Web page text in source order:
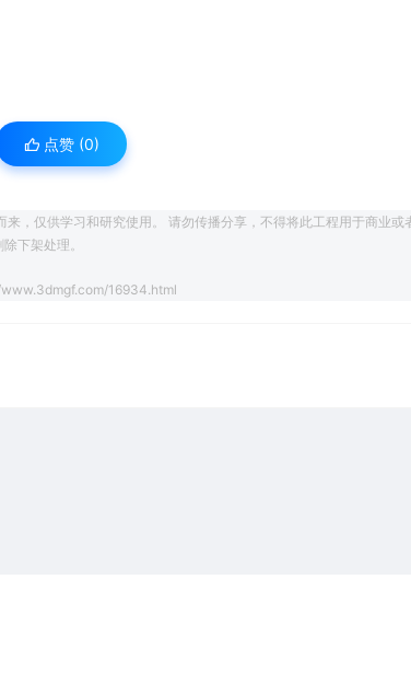
点赞 (0)
，仅供学习和研究使用。 请勿传播分享，不得将此工程用于商业或
下架处理。
16934.html